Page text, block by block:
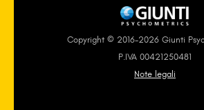
Copyright © 2016-2026 Giunti
P.IVA 00421250481
Note legali